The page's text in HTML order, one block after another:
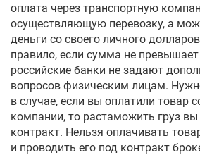
оплата через транспортную
осуществляющую перевозку, а
деньги со своего личного
правило, если сумма не
российские банки не задают
вопросов физическим лицам.
в случае, если вы оплатили товар
компании, то растаможить груз вы
контракт. Нельзя оплачивать
и проводить его под контракт